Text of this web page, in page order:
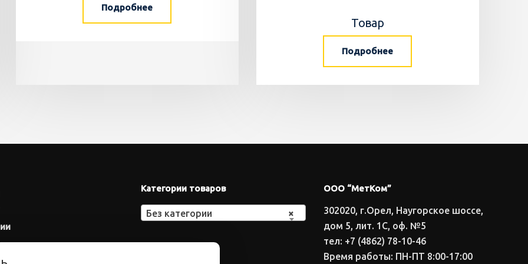
Подробнее
Товар
Подробнее
Категории товаров
×
Без категории
ООО “МетКом”
302020, г.Орел, Наугорское шоссе,
дом 5, лит. 1С, оф. №5
тел: +7 (4862) 78-10-46
Время работы: ПН-ПТ 8:00-17:00